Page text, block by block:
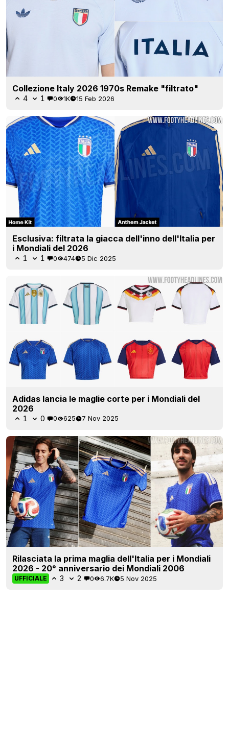
Collezione Italy 2026 1970s Remake "filtrato"
4 1 0 1K 15 Feb 2026
Esclusiva: filtrata la giacca dell'inno dell'Italia per
i Mondiali del 2026
1 1 0 474 5 Dic 2025
Adidas lancia le maglie corte per i Mondiali del
2026
1 0 0 625 7 Nov 2025
Rilasciata la prima maglia dell'Italia per i Mondiali
2026 - 20° anniversario dei Mondiali 2006
UFFICIALE 3 2 0 6.7K 5 Nov 2025